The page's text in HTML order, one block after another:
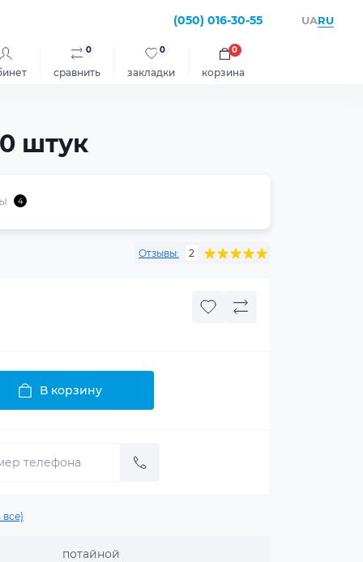
(050) 016-30-55 UARU
сравнить
0
закладки
0
корзина
0
штук
4
Отзывы: 2
В корзину
потайной